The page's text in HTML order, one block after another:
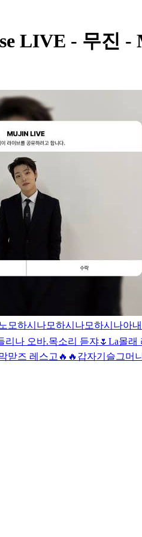
LIVE - 무진 -
모하시나모하시나모하시나아
리나 오바.목소리 듣쟈🌷 La몰래
맏즈 레스고🔥🔥 갑자기 슬그머